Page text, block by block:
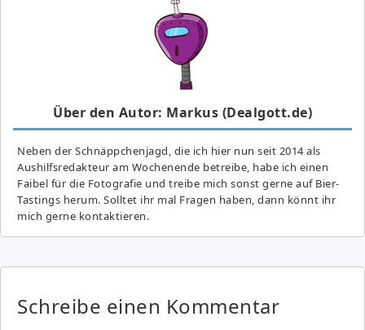
Über den Autor: Markus (Dealgott.de)
Neben der Schnäppchenjagd, die ich hier nun seit 2014 als
Aushilfsredakteur am Wochenende betreibe, habe ich einen
Faibel für die Fotografie und treibe mich sonst gerne auf Bier-
Tastings herum. Solltet ihr mal Fragen haben, dann könnt ihr
mich gerne kontaktieren.
Schreibe einen Kommentar